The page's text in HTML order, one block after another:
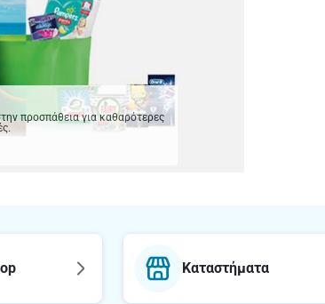
προσπάθεια για καθαρότερες
Καταστήματα